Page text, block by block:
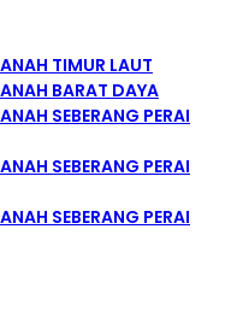
TIMUR LAUT
BARAT DAYA
SEBERANG PERAI
SEBERANG PERAI
SEBERANG PERAI